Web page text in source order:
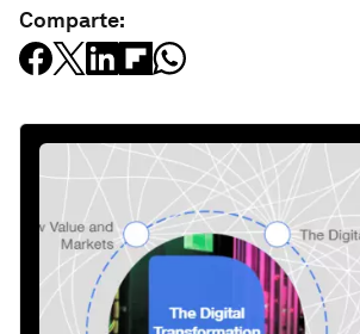
Comparte: